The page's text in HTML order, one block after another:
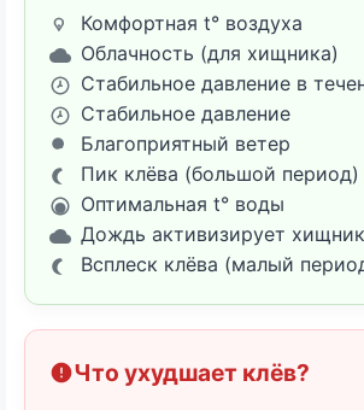
Комфортная t° воздуха
Облачность (для хищника)
Стабильное давление в
Стабильное давление
Благоприятный ветер
Пик клёва (большой период)
Оптимальная t° воды
Дождь активизирует
Всплеск клёва (малый
Что ухудшает клёв?